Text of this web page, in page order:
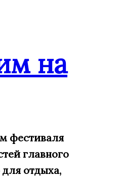
на
фестиваля
главного
отдыха,